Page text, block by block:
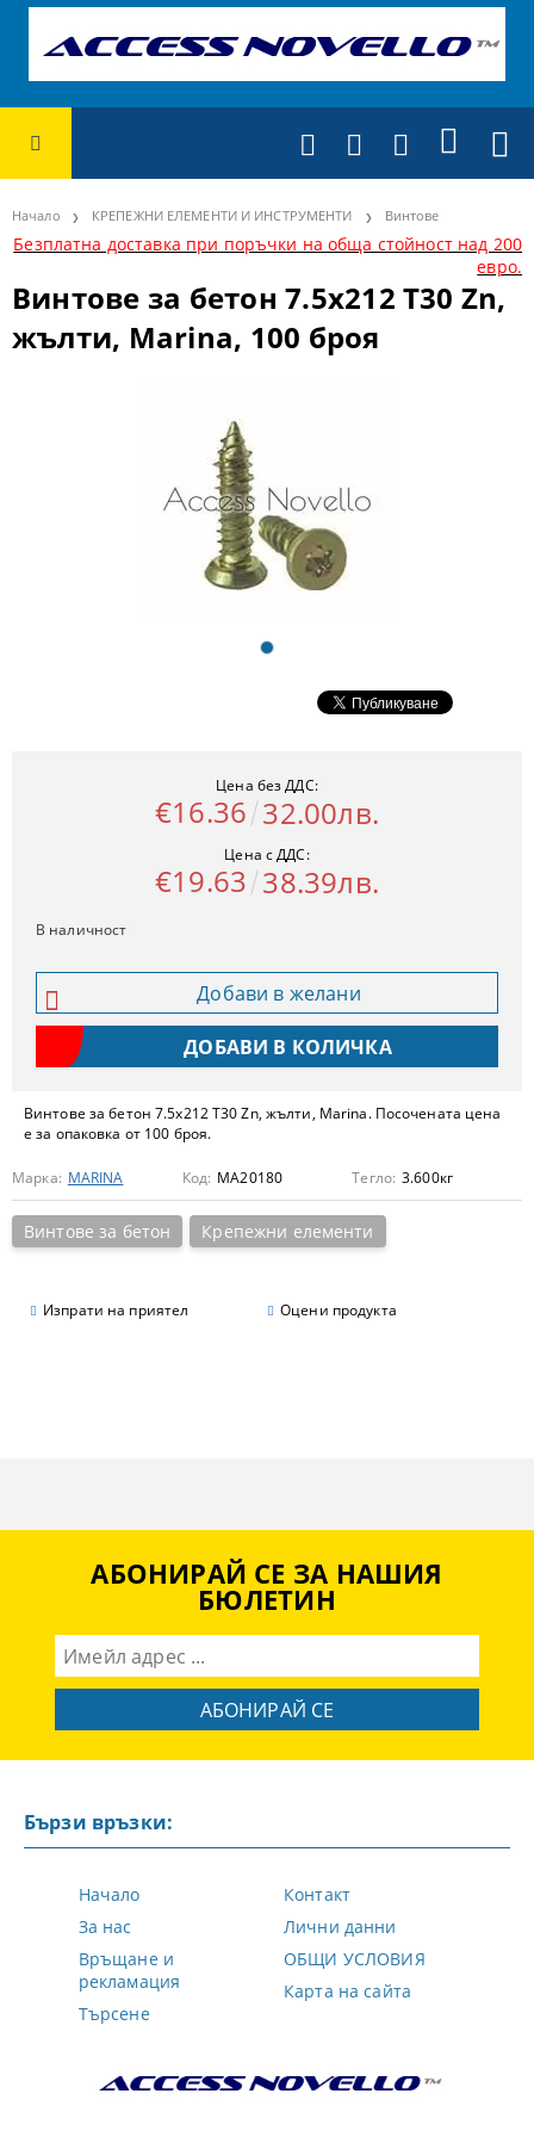
Начало КРЕПЕЖНИ ЕЛЕМЕНТИ И ИНСТРУМЕНТИ Винтове
Безплатна доставка при поръчки на обща стойност над 200
евро.
Винтове за бетон 7.5х212 Т30 Zn,
жълти, Marina, 100 броя
Винтове за бетон 7.5х212 Т30 Zn, жълти, Marina. Посочената цена
е за опаковка от 100 броя.
Марка: MARINA Код: МА20180 Тегло: 3.600кг
Винтове за бетон Крепежни елементи
Изпрати на приятел Оцени продукта
Цена без ДДС:
€16.36 32.00лв.
Цена с ДДС:
€19.63 38.39лв.
В наличност
Добави в желани
АБОНИРАЙ СЕ ЗА НАШИЯ
БЮЛЕТИН
Бързи връзки:
Начало
За нас
Връщане и
рекламация
Търсене
Контакт
Лични данни
ОБЩИ УСЛОВИЯ
Карта на сайта